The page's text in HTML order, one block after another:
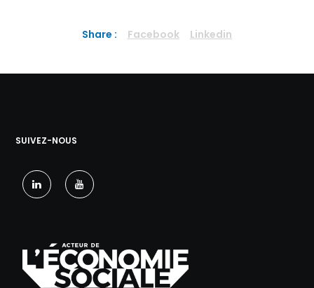
Share : Facebook Linkedin
SUIVEZ-NOUS